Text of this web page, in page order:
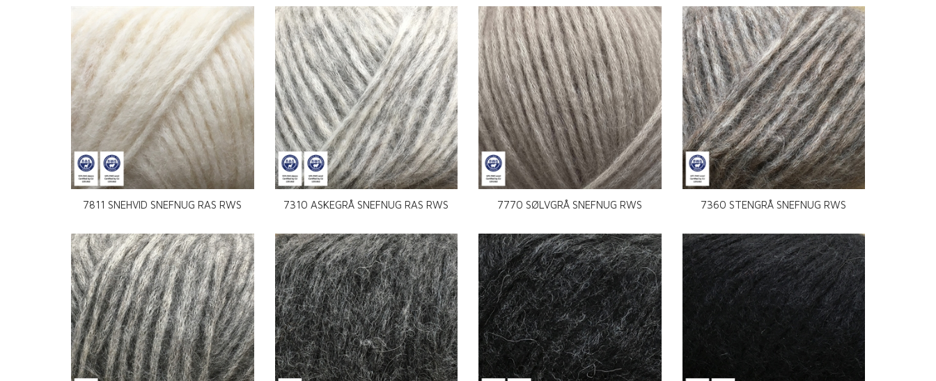
7811 SNEHVID SNEFNUG RAS RWS 7310 ASKEGRÅ SNEFNUG RAS RWS 7770 SØLVGRÅ SNEFNUG RWS 7360 STENGRÅ SNEFNUG RWS